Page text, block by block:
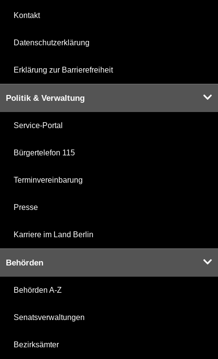
Kontakt
Datenschutzerklärung
Erklärung zur Barrierefreiheit
Politik & Verwaltung
Service-Portal
Bürgertelefon 115
Terminvereinbarung
Presse
Karriere im Land Berlin
Behörden
Behörden A-Z
Senatsverwaltungen
Bezirksämter